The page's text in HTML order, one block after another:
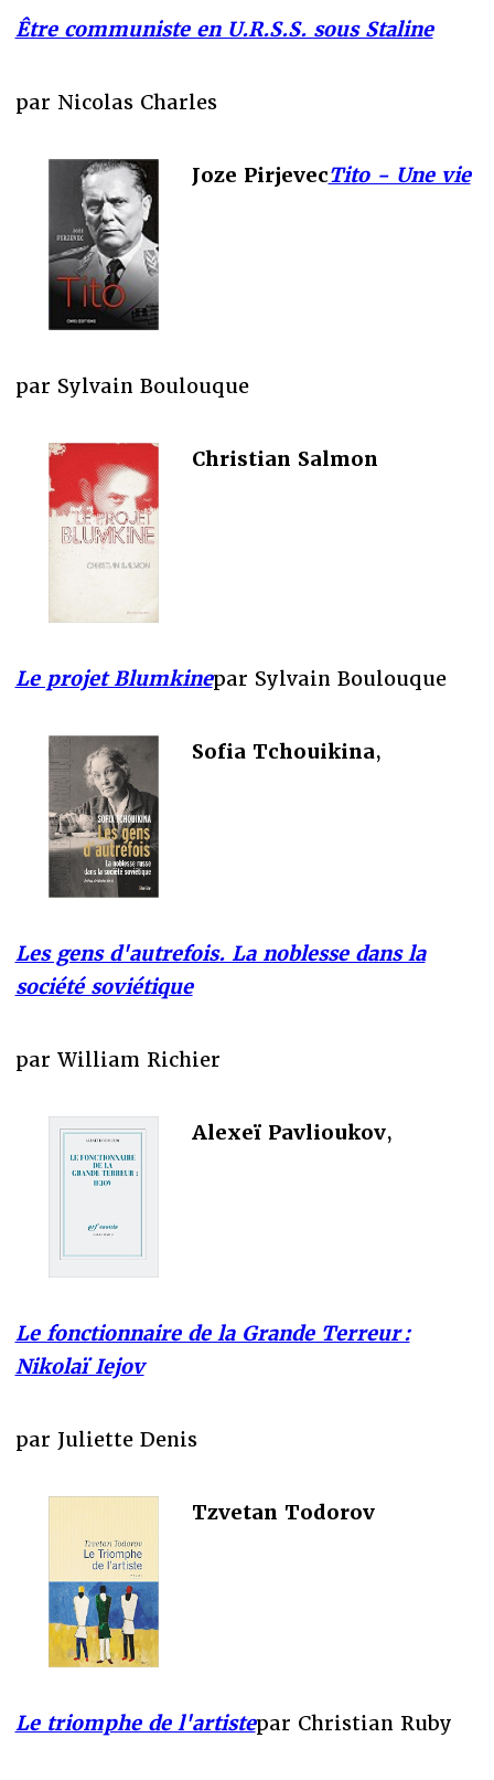
Être communiste en U.R.S.S. sous Staline
par Nicolas Charles
Joze PirjevecTito - Une vie
par Sylvain Boulouque
Christian Salmon
Le projet Blumkinepar Sylvain Boulouque
Sofia Tchouikina,
Les gens d'autrefois. La noblesse dans la
société soviétique
par William Richier
Alexeï Pavlioukov,
Le fonctionnaire de la Grande Terreur :
Nikolaï Iejov
par Juliette Denis
Tzvetan Todorov
Le triomphe de l'artistepar Christian Ruby